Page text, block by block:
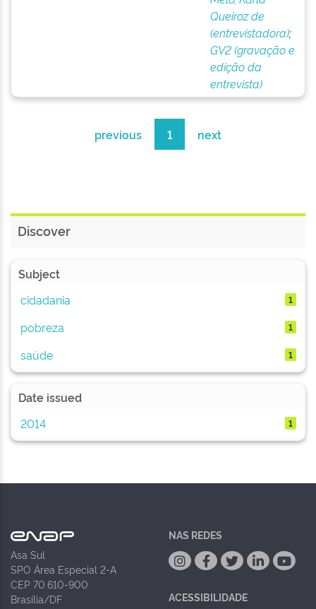
Queiroz de
(entrevistadora);
GV2 (gravação e
edição da
entrevista)
previous 1 next
Discover
Subject
cidadania
1
pobreza 1
saúde 1
Date issued
2014
1
Asa Sul
SPO Área Especial 2-A
CEP 70.610-900
Brasília/DF
NAS REDES
ACESSIBILIDADE